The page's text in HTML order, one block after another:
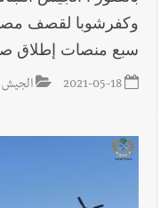
أخبار لبنان
قائد الجيش
النائب أكرم شهيب الذي
حول الجيش في هذه
أخبار لبنان مؤسسة مياه
يستهدف فرق المؤسسة
وكفرشوبا لقصف
سبع منصات إطلاق
2021-05-18 الجيش